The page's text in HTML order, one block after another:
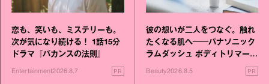
恋も、笑いも、ミステリーも。
次が気になり続ける！ 1話15分
ドラマ『バカンスの法則』
Entertainment2026.8.7 PR
彼の想いが二人をつなぐ。触れ
たくなる肌へ──パナソニック
ラムダッシュ ボディトリマーが
Beauty2026.8.5 PR